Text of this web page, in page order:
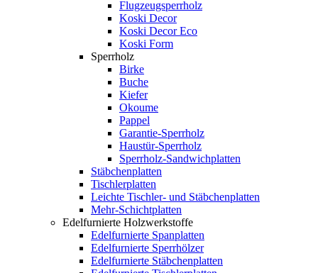
Flugzeugsperrholz
Koski Decor
Koski Decor Eco
Koski Form
Sperrholz
Birke
Buche
Kiefer
Okoume
Pappel
Garantie-Sperrholz
Haustür-Sperrholz
Sperrholz-Sandwichplatten
Stäbchenplatten
Tischlerplatten
Leichte Tischler- und Stäbchenplatten
Mehr-Schichtplatten
Edelfurnierte Holzwerkstoffe
Edelfurnierte Spanplatten
Edelfurnierte Sperrhölzer
Edelfurnierte Stäbchenplatten